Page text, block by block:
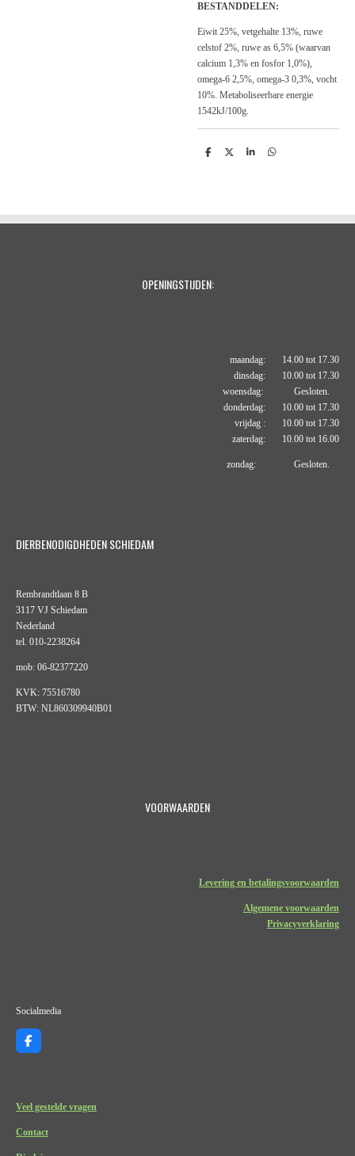
BESTANDDELEN:
Eiwit 25%, vetgehalte 13%, ruwe
celstof 2%, ruwe as 6,5% (waarvan
calcium 1,3% en fosfor 1,0%),
omega-6 2,5%, omega-3 0,3%, vocht
10%. Metaboliseerbare energie
1542kJ/100g.
D
D
S
D
OPENINGSTIJDEN:
maandag: 14.00 tot 17.30
dinsdag: 10.00 tot 17.30
woensdag: Gesloten.
donderdag: 10.00 tot 17.30
vrijdag : 10.00 tot 17.30
zaterdag: 10.00 tot 16.00
zondag: Gesloten.
DIERBENODIGDHEDEN SCHIEDAM
Rembrandtlaan 8 B
3117 VJ Schiedam
Nederland
tel. 010-2238264
mob: 06-82377220
KVK: 75516780
BTW: NL860309940B01
VOORWAARDEN
Levering en betalingsvoorwaarden
Algemene voorwaarden
Privacyverklaring
Socialmedia
F
a
o
Veel gestelde vragen
Contact